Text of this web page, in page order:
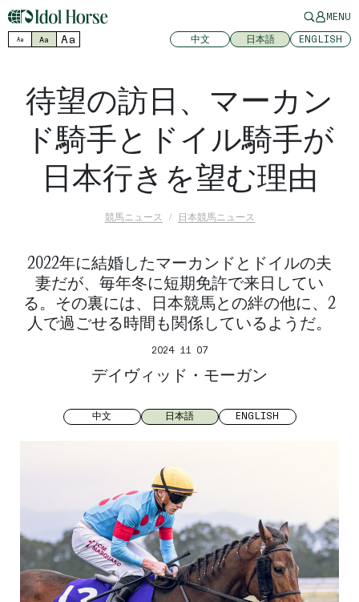
MENU
Aa Aa Aa 中文 日本語 ENGLISH
待望の訪日、マーカン
ド騎手とドイル騎手が
日本行きを望む理由
競馬ニュース 日本競馬ニュース
2022年に結婚したマーカンドとドイルの夫
妻だが、毎年冬に短期免許で来日してい
る。その裏には、日本競馬との絆の他に、2
人で過ごせる時間も関係しているようだ。
2024 11 07
デイヴィッド・モーガン
中文 日本語 ENGLISH